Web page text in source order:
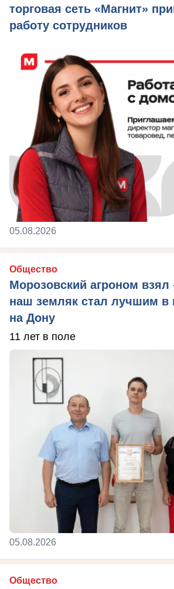
торговая сеть «Магнит»
работу сотрудников
05.08.2026
Общество
Морозовский агроном взял
наш земляк стал лучшим в
на Дону
11 лет в поле
05.08.2026
Общество